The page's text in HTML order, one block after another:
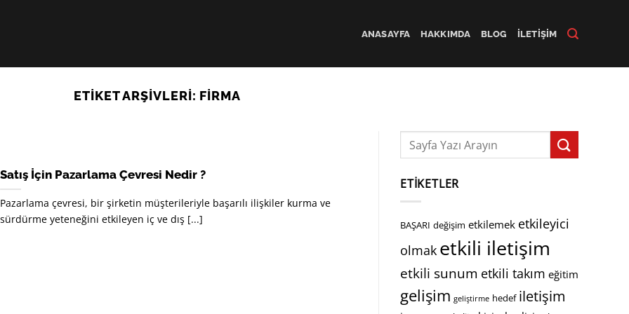
ANASAYFA HAKKIMDA BLOG İLETIŞIM
ETIKET ARŞIVLERI: FIRMA
Satış İçin Pazarlama Çevresi Nedir ?
Pazarlama çevresi, bir şirketin müşterileriyle başarılı ilişkiler kurma ve
sürdürme yeteneğini etkileyen iç ve dış [...]
ETIKETLER
BAŞARI değişim etkilemek etkileyici
olmak etkili iletişim
etkili sunum etkili takım eğitim
gelişim geliştirme hedef iletişim